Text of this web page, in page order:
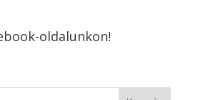
oldalunkon!